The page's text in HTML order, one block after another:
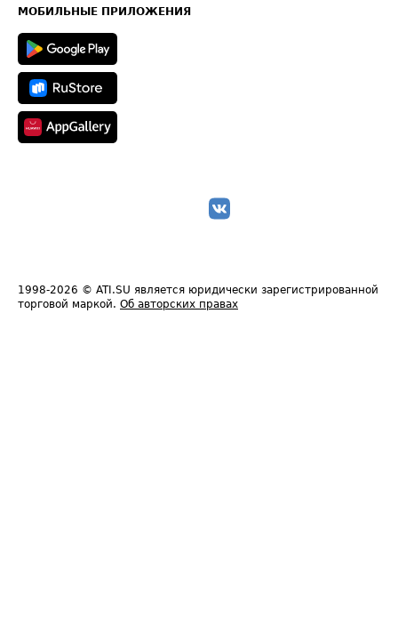
Техническая информация
МОБИЛЬНЫЕ ПРИЛОЖЕНИЯ
1998-2026 © ATI.SU является юридически зарегистрированной
торговой маркой. Об авторских правах